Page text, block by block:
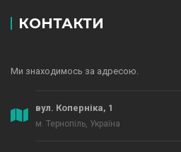
КОНТАКТИ
Ми знаходимось за адресою.
вул. Коперніка, 1
м. Тернопіль, Україна